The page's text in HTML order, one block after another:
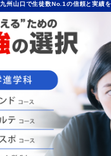
九州山口で生徒数No.1の信頼と実績を